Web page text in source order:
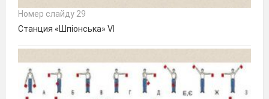
Номер слайду 29
Станция «Шпіонська» VI